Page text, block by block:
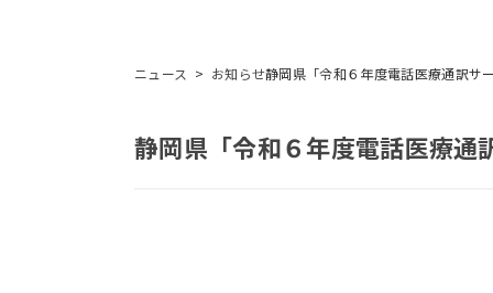
ニュース > お知らせ静岡県「令和６年度電話医療通訳サ
静岡県「令和６年度電話医療通